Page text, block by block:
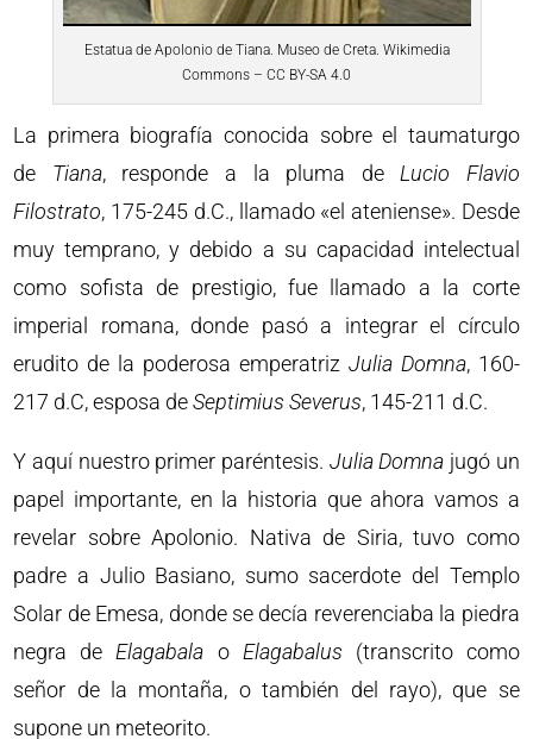
Estatua de Apolonio de Tiana. Museo de Creta. Wikimedia
Commons – CC BY-SA 4.0
La primera biografía conocida sobre el taumaturgo
de Tiana, responde a la pluma de Lucio Flavio
Filostrato, 175-245 d.C., llamado «el ateniense». Desde
muy temprano, y debido a su capacidad intelectual
como sofista de prestigio, fue llamado a la corte
imperial romana, donde pasó a integrar el círculo
erudito de la poderosa emperatriz Julia Domna, 160-
217 d.C, esposa deSeptimius Severus, 145-211 d.C.
Y aquí nuestro primer paréntesis. Julia Domna jugó un
papel importante, en la historia que ahora vamos a
revelar sobre Apolonio. Nativa de Siria, tuvo como
padre a Julio Basiano, sumo sacerdote del Templo
Solar de Emesa, donde se decía reverenciaba la piedra
negra de Elagabala o Elagabalus (transcrito como
señor de la montaña, o también del rayo), que se
supone un meteorito.